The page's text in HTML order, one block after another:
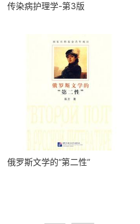
传染病护理学-第3版
俄罗斯文学的“第二性”